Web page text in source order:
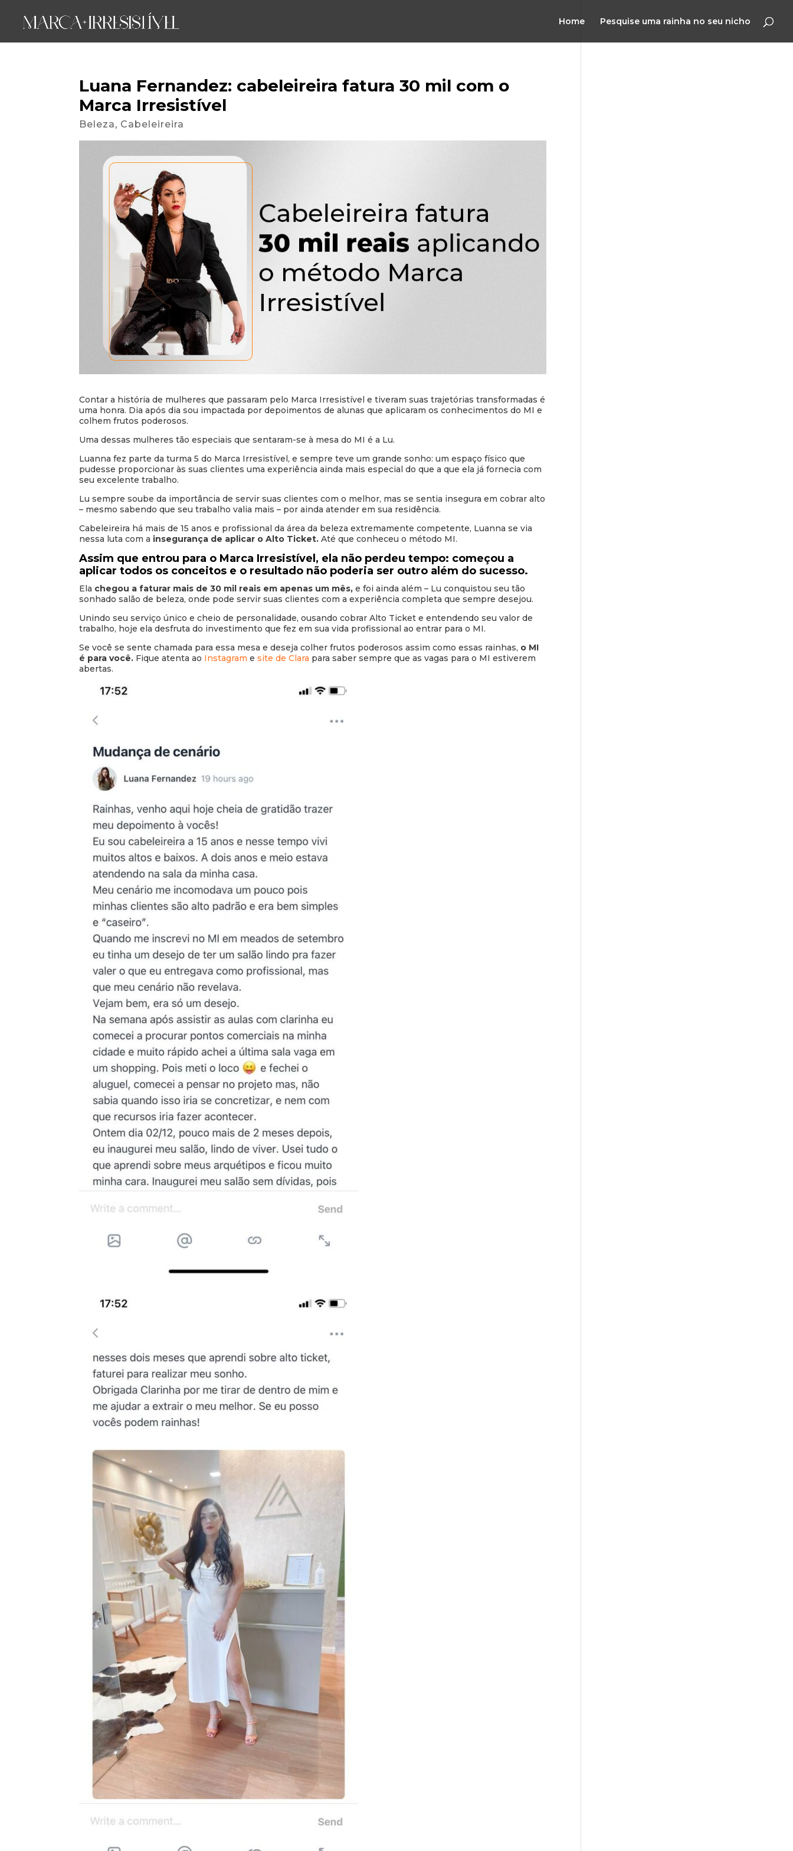
Home Pesquise uma rainha no seu nicho
Luana Fernandez: cabeleireira fatura 30 mil com o
Marca Irresistível
Beleza, Cabeleireira
Contar a história de mulheres que passaram pelo Marca Irresistível e tiveram suas trajetórias transformadas é
uma honra. Dia após dia sou impactada por depoimentos de alunas que aplicaram os conhecimentos do MI e
colhem frutos poderosos.
Uma dessas mulheres tão especiais que sentaram-se à mesa do MI é a Lu.
Luanna fez parte da turma 5 do Marca Irresistível, e sempre teve um grande sonho: um espaço físico que
pudesse proporcionar às suas clientes uma experiência ainda mais especial do que a que ela já fornecia com
seu excelente trabalho.
Lu sempre soube da importância de servir suas clientes com o melhor, mas se sentia insegura em cobrar alto
– mesmo sabendo que seu trabalho valia mais – por ainda atender em sua residência.
Cabeleireira há mais de 15 anos e profissional da área da beleza extremamente competente, Luanna se via
nessa luta com a insegurança de aplicar o Alto Ticket. Até que conheceu o método MI.
Assim que entrou para o Marca Irresistível, ela não perdeu tempo: começou a
aplicar todos os conceitos e o resultado não poderia ser outro além do sucesso.
Ela chegou a faturar mais de 30 mil reais em apenas um mês, e foi ainda além – Lu conquistou seu tão
sonhado salão de beleza, onde pode servir suas clientes com a experiência completa que sempre desejou.
Unindo seu serviço único e cheio de personalidade, ousando cobrar Alto Ticket e entendendo seu valor de
trabalho, hoje ela desfruta do investimento que fez em sua vida profissional ao entrar para o MI.
Se você se sente chamada para essa mesa e deseja colher frutos poderosos assim como essas rainhas, o MI
é para você. Fique atenta ao Instagram esite de Clara para saber sempre que as vagas para o MI estiverem
abertas.